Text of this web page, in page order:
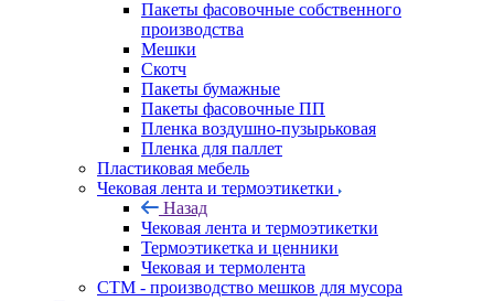
Пакеты фасовочные собственного
производства
Мешки
Скотч
Пакеты бумажные
Пакеты фасовочные ПП
Пленка воздушно-пузырьковая
Пленка для паллет
Пластиковая мебель
Чековая лента и термоэтикетки
Назад
Чековая лента и термоэтикетки
Термоэтикетка и ценники
Чековая и термолента
СТМ - производство мешков для мусора